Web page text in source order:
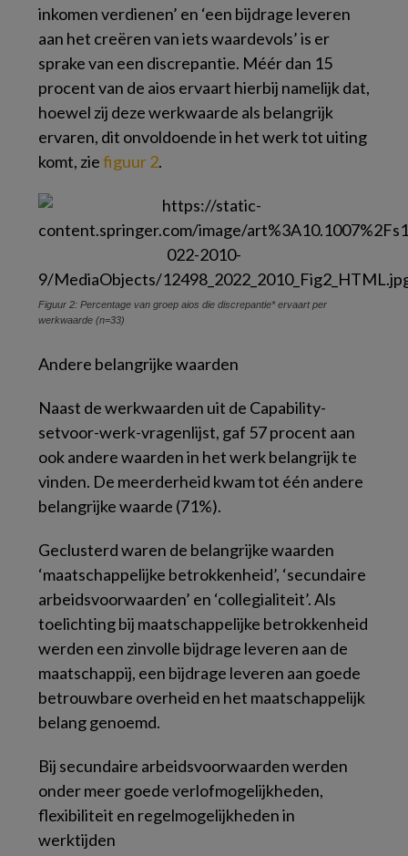
inkomen verdienen’ en ‘een bijdrage leveren
aan het creëren van iets waardevols’ is er
sprake van een discrepantie. Méér dan 15
procent van de aios ervaart hierbij namelijk dat,
hoewel zij deze werkwaarde als belangrijk
ervaren, dit onvoldoende in het werk tot uiting
komt, ziefiguur 2.
Figuur 2: Percentage van groep aios die discrepantie* ervaart per
werkwaarde (n=33)
Andere belangrijke waarden
Naast de werkwaarden uit de Capability-
setvoor-werk-vragenlijst, gaf 57 procent aan
ook andere waarden in het werk belangrijk te
vinden. De meerderheid kwam tot één andere
belangrijke waarde (71%).
Geclusterd waren de belangrijke waarden
‘maatschappelijke betrokkenheid’, ‘secundaire
arbeidsvoorwaarden’ en ‘collegialiteit’. Als
toelichting bij maatschappelijke betrokkenheid
werden een zinvolle bijdrage leveren aan de
maatschappij, een bijdrage leveren aan goede
betrouwbare overheid en het maatschappelijk
belang genoemd.
Bij secundaire arbeidsvoorwaarden werden
onder meer goede verlofmogelijkheden,
flexibiliteit en regelmogelijkheden in
werktijden